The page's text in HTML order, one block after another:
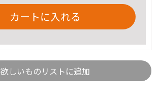
カートに入れる
欲しいものリストに追加